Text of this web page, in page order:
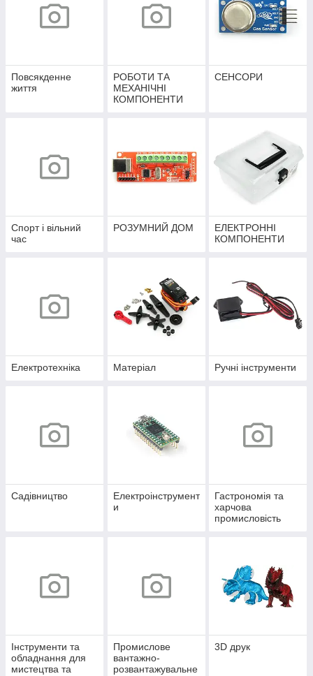
Повсякденне
життя
РОБОТИ ТА
МЕХАНІЧНІ
КОМПОНЕНТИ
СЕНСОРИ
Спорт і вільний
час
РОЗУМНИЙ ДОМ
ЕЛЕКТРОННІ
КОМПОНЕНТИ
Електротехніка Матеріал Ручні інструменти
Садівництво
Електроінструмент
и
Гастрономія та
харчова
промисловість
Інструменти та
обладнання для
мистецтва та
Промислове
вантажно-
розвантажувальне
3D друк